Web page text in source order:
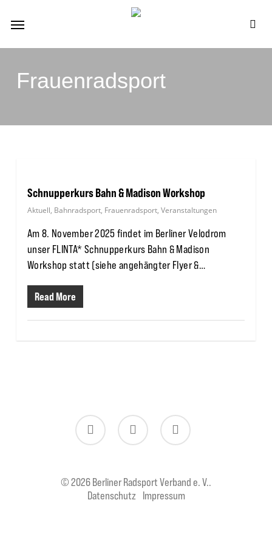
Menu
Frauenradsport
Schnupperkurs Bahn & Madison Workshop
Aktuell, Bahnradsport, Frauenradsport, Veranstaltungen
Am 8. November 2025 findet im Berliner Velodrom
unser FLINTA* Schnupperkurs Bahn & Madison
Workshop statt (siehe angehängter Flyer &…
Read More
twitter facebook instagram
© 2026 Berliner Radsport Verband e. V..
Datenschutz
Impressum